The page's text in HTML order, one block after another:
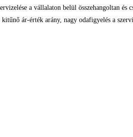
a vállalaton belül összehangoltan
ár-érték arány, nagy odafigyelés a